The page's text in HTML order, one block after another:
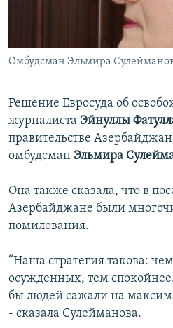
AZƏRBAYCAN ƏDƏBIYYATI KITABXANASI
İZ - MƏDƏNIYYƏT PROQRAMI
PEŞƏ ETIKASI VƏ JURNALISTIKA
MATERIALLARIMIZDAN ISTIFADƏ
BIZIMLƏ ƏLAQƏ
XƏBƏR BÜLLETENLƏRIMIZ
Омбудсман Эльмира
Решение Евросуда об
журналиста Эйнуллы
правительстве
омбудсман Эльмира
Она также сказала, что в
Азербайджане были
помилования.
“Наша стратегия такова:
осужденных, тем
бы людей сажали на
- сказала Сулейманова.